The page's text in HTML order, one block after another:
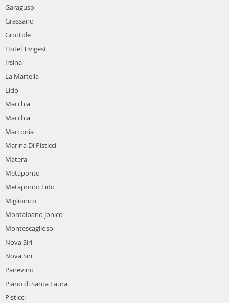
Garaguso
Grassano
Grottole
Hotel Tivigest
Irsina
La Martella
Lido
Macchia
Macchia
Marconia
Marina Di Pisticci
Matera
Metaponto
Metaponto Lido
Miglionico
Montalbano Jonico
Montescaglioso
Nova Siri
Nova Siri
Panevino
Piano di Santa Laura
Pisticci